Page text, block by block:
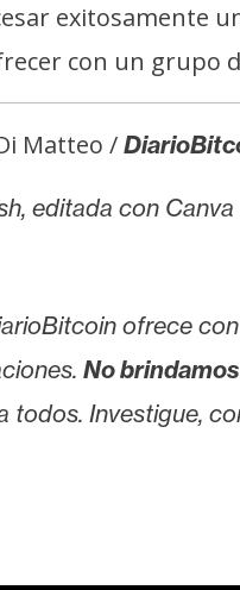
exitosamente
con un grupo
Matteo /
editada con Canva
ofrece
No
todos. Investigue,